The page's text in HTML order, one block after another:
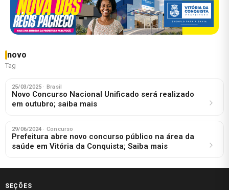
novo
Tag
25/03/2025 · Brasil
Novo Concurso Nacional Unificado será realizado
em outubro; saiba mais
29/06/2024 · Concurso
Prefeitura abre novo concurso público na área da
saúde em Vitória da Conquista; Saiba mais
SEÇÕES